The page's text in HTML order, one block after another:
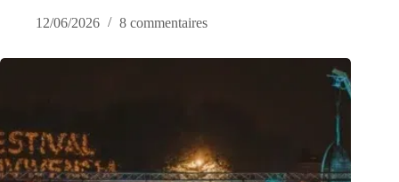
12/06/2026
8 commentaires